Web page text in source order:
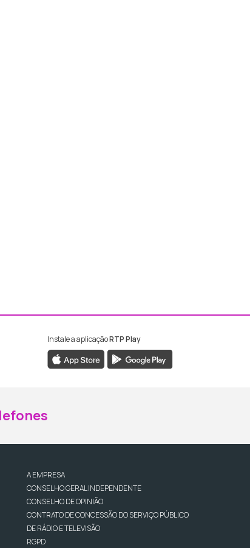
da RTP Madeira
da RTP Madeira
Instale a aplicaçãoRTP Play
A EMPRESA
CONSELHO GERAL INDEPENDENTE
CONSELHO DE OPINIÃO
CONTRATO DE CONCESSÃO DO SERVIÇO PÚBLICO
DE RÁDIO E TELEVISÃO
RGPD